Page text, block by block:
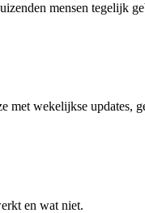
mensen tegelijk
wekelijkse updates,
en wat niet.